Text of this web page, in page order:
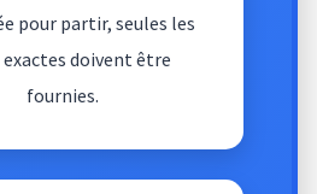
pour partir, seules les
doivent être
fournies.